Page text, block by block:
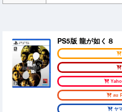
PS5版 龍が如く８
au
ヤ